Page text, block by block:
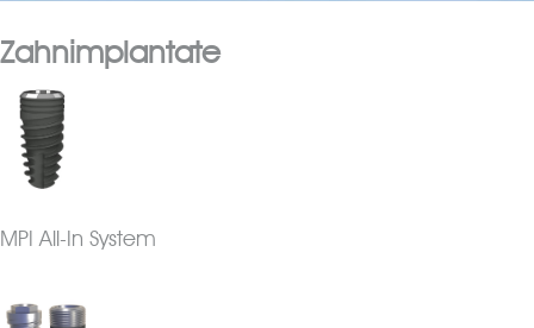
Zahnimplantate
MPI All-In System